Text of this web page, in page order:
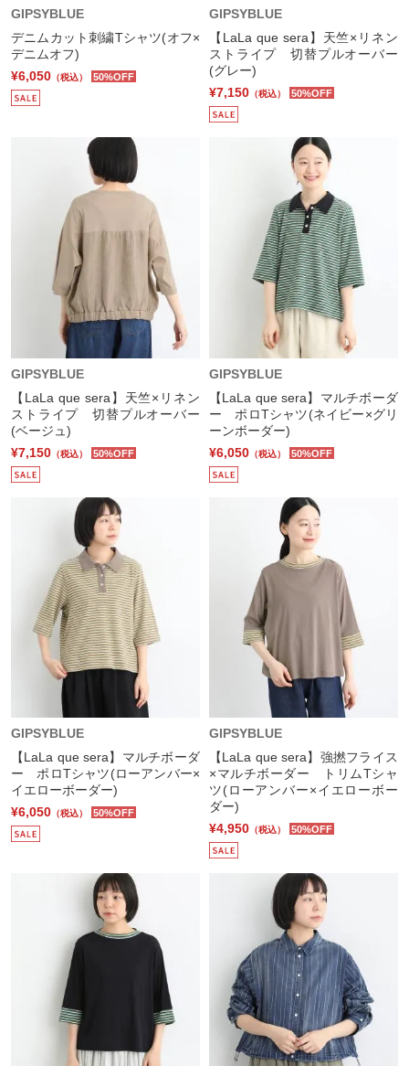
GIPSYBLUE
デニムカット刺繍Tシャツ(オフ×
デニムオフ)
¥6,050 （税込） 50%OFF
GIPSYBLUE
【LaLa que sera】天竺×リネン
ストライプ 切替プルオーバー
(グレー)
¥7,150 （税込） 50%OFF
GIPSYBLUE
【LaLa que sera】天竺×リネン
ストライプ 切替プルオーバー
(ベージュ)
¥7,150 （税込） 50%OFF
GIPSYBLUE
【LaLa que sera】マルチボーダ
ー ポロTシャツ(ネイビー×グリ
ーンボーダー)
¥6,050 （税込） 50%OFF
GIPSYBLUE
【LaLa que sera】マルチボーダ
ー ポロTシャツ(ローアンバー×
イエローボーダー)
¥6,050 （税込） 50%OFF
GIPSYBLUE
【LaLa que sera】強撚フライス
×マルチボーダー トリムTシャ
ツ(ローアンバー×イエローボー
ダー)
¥4,950 （税込） 50%OFF